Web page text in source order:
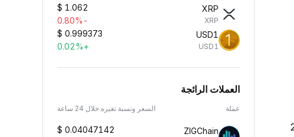
XRP
XRP
$ 1.062
-0.80%
USD1
USD1
$ 0.999373
+0.02%
العملات الرائجة
عملة السعر ونسبة تغيره خلال 24 ساعة
ZIGChain
$ 0.04047142